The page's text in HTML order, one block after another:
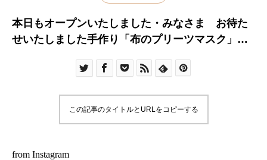
本日もオープンいたしました・みなさま お待た
せいたしました手作り「布のプリーツマスク」が
られたこちらのマスク♪・ワイヤー+プリーツでフ
チ「縫わずにできるMOKU簡易マスク！」も少量
が痛くなりにくいのも嬉しいですね♡・・ぜひ店
この記事のタイトルとURLをコピーする
from Instagram